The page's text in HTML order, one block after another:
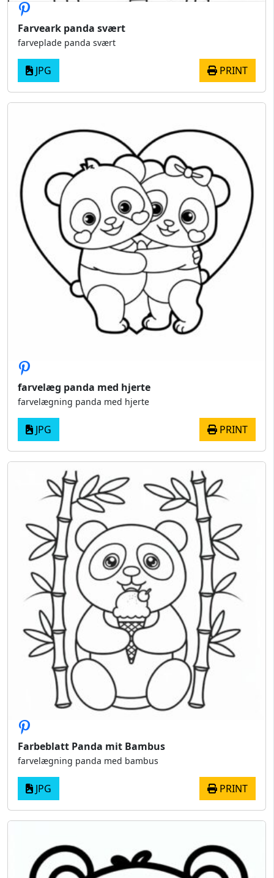
Farveark panda svært
farveplade panda svært
JPG PRINT
farvelæg panda med hjerte
farvelægning panda med hjerte
JPG PRINT
Farbeblatt Panda mit Bambus
farvelægning panda med bambus
JPG PRINT